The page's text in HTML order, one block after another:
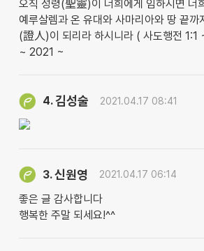
오직 성령(聖靈)이 너희에게 임하시면 너
예루살렘과 온 유대와 사마리아와 땅 끝까
(證人)이 되리라 하시니라 ( 사도행전
~ 2021 ~
4.김성술 2021.04.17 08:41
3.신원영 2021.04.17 06:14
좋은 글 감사합니다
행복한 주말 되세요!^^